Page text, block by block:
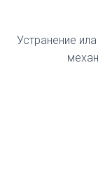
Устранение